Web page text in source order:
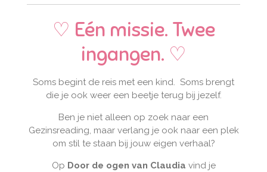
♡ Eén missie. Twee
ingangen. ♡
Soms begint de reis met een kind. Soms brengt
die je ook weer een beetje terug bij jezelf.
Ben je niet alleen op zoek naar een
Gezinsreading, maar verlang je ook naar een plek
om stil te staan bij jouw eigen verhaal?
Op Door de ogen van Claudia vind je